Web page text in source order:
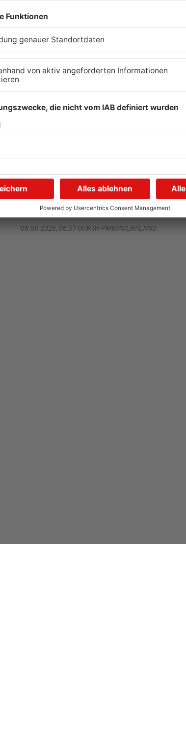
08.08.2026, 09:39 UHR IN PRIMAVERALAND
TOPNEWS
Schwimmbäder im
Primaveraland weisen teils
erhebliche Mängel auf
06.08.2026, 06:37 UHR IN PRIMAVERALAND